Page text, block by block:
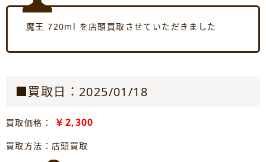
魔王 720ml を店頭買取させていただきました
■買取日：2025/01/18
買取価格： ￥2,300
買取方法：店頭買取